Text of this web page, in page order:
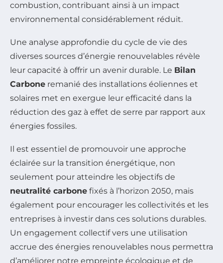
combustion, contribuant ainsi à un impact
environnemental considérablement réduit.
Une analyse approfondie du cycle de vie des
diverses sources d’énergie renouvelables révèle
leur capacité à offrir un avenir durable. Le Bilan
Carbone remanié des installations éoliennes et
solaires met en exergue leur efficacité dans la
réduction des gaz à effet de serre par rapport aux
énergies fossiles.
Il est essentiel de promouvoir une approche
éclairée sur la transition énergétique, non
seulement pour atteindre les objectifs de
neutralité carbone fixés à l’horizon 2050, mais
également pour encourager les collectivités et les
entreprises à investir dans ces solutions durables.
Un engagement collectif vers une utilisation
accrue des énergies renouvelables nous permettra
d’améliorer notre empreinte écologique et de